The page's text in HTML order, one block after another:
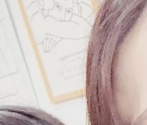
トーク画面にて上記項目が選択できるよ
うになります。予約へ進む方は「予約」
を選択してください。